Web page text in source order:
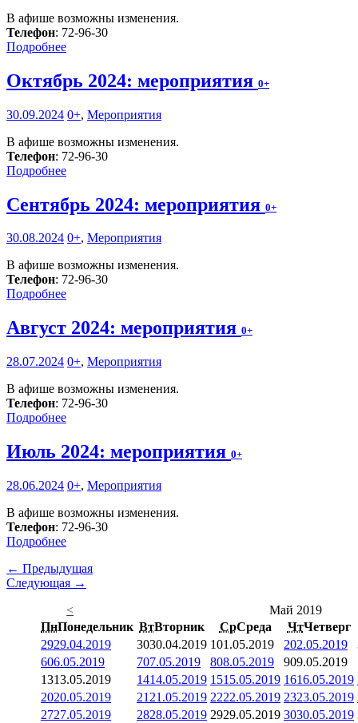
В афише возможны изменения.
Телефон: 72-96-30
Подробнее
Октябрь 2024: мероприятия 0+
30.09.2024 0+, Мероприятия
В афише возможны изменения.
Телефон: 72-96-30
Подробнее
Сентябрь 2024: мероприятия 0+
30.08.2024 0+, Мероприятия
В афише возможны изменения.
Телефон: 72-96-30
Подробнее
Август 2024: мероприятия 0+
28.07.2024 0+, Мероприятия
В афише возможны изменения.
Телефон: 72-96-30
Подробнее
Июль 2024: мероприятия 0+
28.06.2024 0+, Мероприятия
В афише возможны изменения.
Телефон: 72-96-30
Подробнее
← Предыдущая
Следующая →
<
Май 2019
ПнПонедельник ВтВторник СрСреда ЧтЧетверг
2929.04.2019 3030.04.2019 101.05.2019 202.05.2019
606.05.2019 707.05.2019 808.05.2019 909.05.2019
1313.05.2019 1414.05.2019 1515.05.2019 1616.05.2019
2020.05.2019 21 21.05.2019 2222.05.2019 2323.05.2019
2727.05.2019 2828.05.2019 2929.05.2019 3030.05.2019